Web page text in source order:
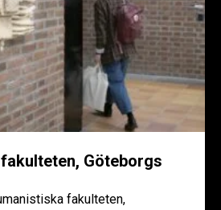
Göteborgs
fakulteten,